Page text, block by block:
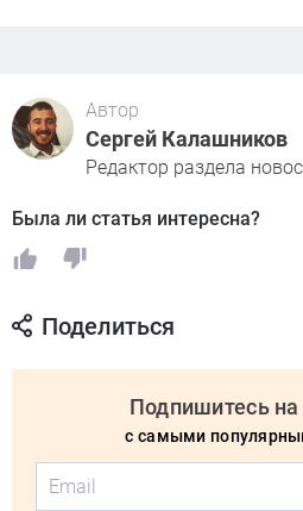
Автор
Сергей Калашников
Редактор раздела
Была ли статья интересна?
Поделиться
Подпишитесь
с самыми